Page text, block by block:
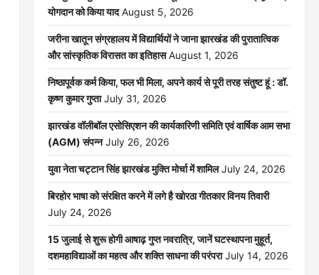
योगदान को किया याद August 5, 2026
जरीना खातून संग्रहालय में विद्यार्थियों ने जाना झारखंड की पुरातात्विक
और सांस्कृतिक विरासत का इतिहास August 1, 2026
निष्ठापूर्वक कर्म किया, फल भी मिला, अपने कार्य से पूरी तरह संतुष्ट हूं : डॉ.
कृष्ण कुमार गुप्ता July 31, 2026
झारखंड वॉलीबॉल एसोसिएशन की कार्यकारिणी समिति एवं वार्षिक आम सभा
(AGM) संपन्न July 26, 2026
युवा नेता चट्टान सिंह झारखंड मुक्ति मोर्चा में शामिल July 24, 2026
बिरहोर भाषा को संरक्षित करने में लगे है खोरठा गीतकार विनय तिवारी
July 24, 2026
15 जुलाई से शुरू होगी आषाढ़ गुप्त नवरात्रि, जानें घटस्थापना मुहूर्त,
दशमहाविद्याओं का महत्व और शक्ति साधना की परंपरा July 14, 2026